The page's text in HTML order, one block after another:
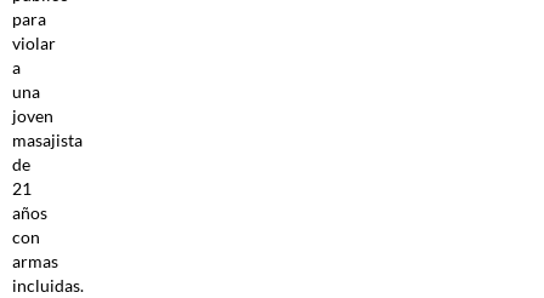
para
violar
a
una
joven
masajista
de
21
años
con
armas
incluidas.